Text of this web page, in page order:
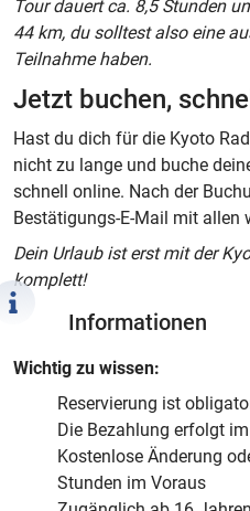
Tour dauert ca. 8,5 Stunden
44 km, du solltest also eine
Teilnahme haben.
Jetzt buchen,
Hast du dich für die Kyoto
nicht zu lange und buche
schnell online. Nach der
Bestätigungs-E-Mail mit allen
Dein Urlaub ist erst mit der
komplett!
Informationen
Wichtig zu wissen:
Reservierung ist
Die Bezahlung erfolgt
Kostenlose Änderung
Stunden im Voraus